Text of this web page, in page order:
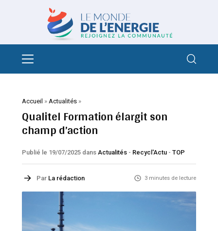
Accueil » Actualités»
Qualitel Formation élargit son
champ d’action
Publié le 19/07/2025 dans Actualités- Recycl'Actu- TOP
Par La rédaction 3 minutes de lecture